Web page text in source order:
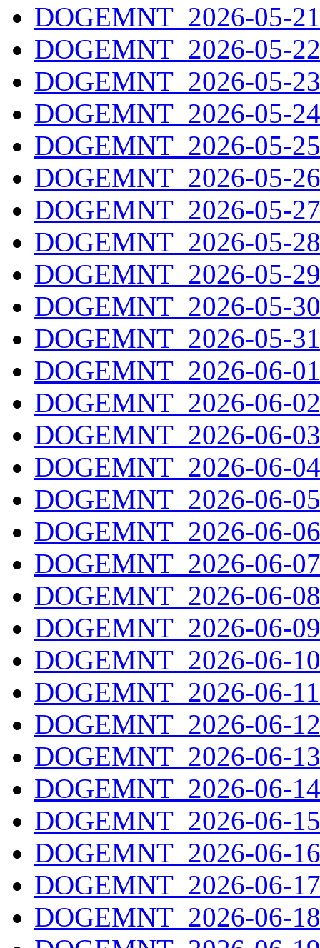
DOGEMNT_2026-05-
DOGEMNT_2026-05-
DOGEMNT_2026-05-
DOGEMNT_2026-05-
DOGEMNT_2026-05-
DOGEMNT_2026-05-
DOGEMNT_2026-05-
DOGEMNT_2026-05-
DOGEMNT_2026-05-
DOGEMNT_2026-05-
DOGEMNT_2026-05-
DOGEMNT_2026-06-
DOGEMNT_2026-06-
DOGEMNT_2026-06-
DOGEMNT_2026-06-
DOGEMNT_2026-06-
DOGEMNT_2026-06-
DOGEMNT_2026-06-
DOGEMNT_2026-06-
DOGEMNT_2026-06-
DOGEMNT_2026-06-
DOGEMNT_2026-06-
DOGEMNT_2026-06-
DOGEMNT_2026-06-
DOGEMNT_2026-06-
DOGEMNT_2026-06-
DOGEMNT_2026-06-
DOGEMNT_2026-06-
DOGEMNT_2026-06-